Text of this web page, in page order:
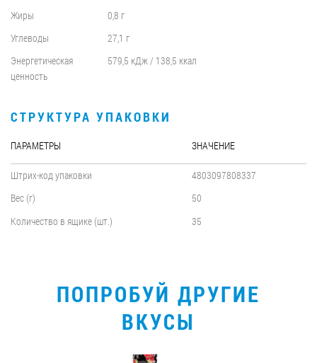
Жиры
0,8 г
Углеводы
27,1 г
Энергетическая
ценность
579,5 кДж / 138,5 ккал
СТРУКТУРА УПАКОВКИ
ПАРАМЕТРЫ ЗНАЧЕНИЕ
Штрих-код упаковки
4803097808337
Вес (г)
50
Количество в ящике (шт.)
35
ПОПРОБУЙ ДРУГИЕ
ВКУСЫ